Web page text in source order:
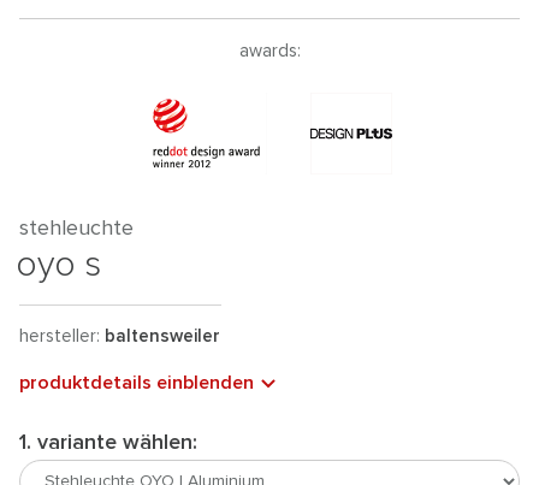
awards:
stehleuchte
oyo s
hersteller: baltensweiler
produktdetails einblenden
1. variante wählen: